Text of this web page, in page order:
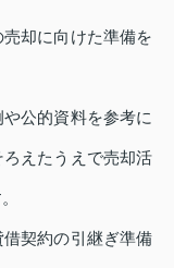
却に向けた準備を
公的資料を参考に
えたうえで売却活
契約の引継ぎ準備